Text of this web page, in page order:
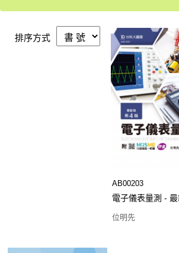
排序方式
AB00203
電子儀表量測 -
位明先